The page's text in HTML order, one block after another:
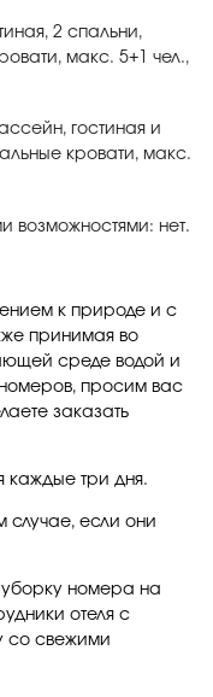
2 спальни,
макс. 5+1 чел.,
гостиная и
кровати, макс.
возможностями: нет.
к природе и с
принимая во
среде водой и
просим вас
заказать
каждые три дня.
случае, если они
уборку номера на
отеля с
со свежими